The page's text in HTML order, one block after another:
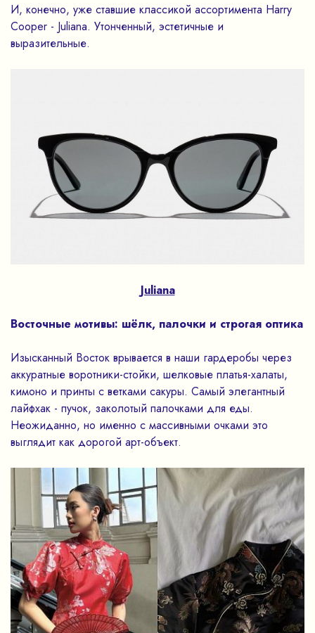
И, конечно, уже ставшие классикой ассортимента Harry
Cooper - Juliana. Утонченный, эстетичные и
выразительные.
Juliana
Восточные мотивы: шёлк, палочки и строгая оптика
Изысканный Восток врывается в наши гардеробы через
аккуратные воротники-стойки, шелковые платья-халаты,
кимоно и принты с ветками сакуры. Самый элегантный
лайфхак - пучок, заколотый палочками для еды.
Неожиданно, но именно с массивными очками это
выглядит как дорогой арт-объект.